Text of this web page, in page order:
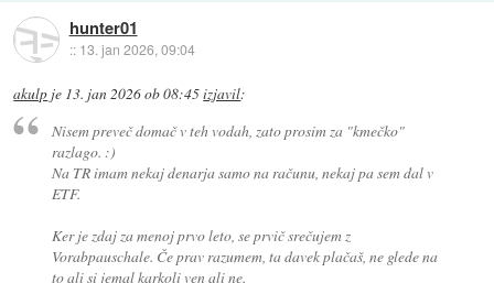
hunter01
:: 13. jan 2026, 09:04
akulp je 13. jan 2026 ob 08:45izjavil:
Nisem preveč domač v teh vodah, zato prosim za "kmečko"
razlago. :)
Na TR imam nekaj denarja samo na računu, nekaj pa sem dal v
ETF.
Ker je zdaj za menoj prvo leto, se prvič srečujem z
Vorabpauschale. Če prav razumem, ta davek plačaš, ne glede na
to ali si jemal karkoli ven ali ne.